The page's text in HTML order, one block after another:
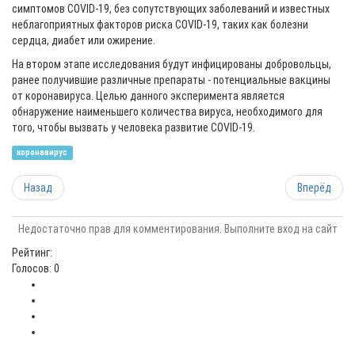
симптомов COVID-19, без сопутствующих заболеваний и известных
неблагоприятных факторов риска COVID-19, таких как болезни
сердца, диабет или ожирение.
На втором этапе исследования будут инфицированы добровольцы,
ранее получившие различные препараты - потенциальные вакцины
от коронавируса. Целью данного эксперимента является
обнаружение наименьшего количества вируса, необходимого для
того, чтобы вызвать у человека развитие COVID-19.
коронавирус
Назад Вперёд
Недостаточно прав для комментирования. Выполните вход на сайт
Рейтинг:
Голосов: 0